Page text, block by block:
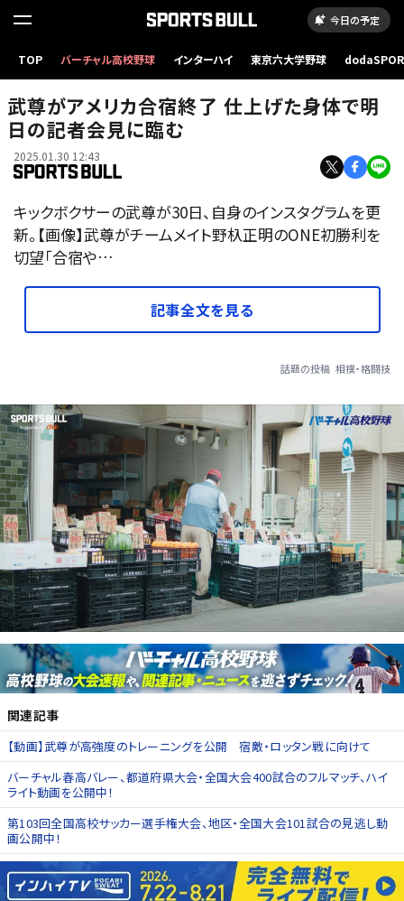
今日の予定
TOP バーチャル高校野球 インターハイ 東京六大学野球
武尊がアメリカ合宿終了 仕上げた身体で明
日の記者会見に臨む
2025.01.30 12:43
キックボクサーの武尊が30日、自身のインスタグラムを更
新。【画像】武尊がチームメイト野杁正明のONE初勝利を
切望「合宿や…
記事全文を見る
話題の投稿 相撲・格闘技
関連記事
【動画】武尊が高強度のトレーニングを公開 宿敵・ロッタン戦に向けて
バーチャル春高バレー、都道府県大会・全国大会400試合のフルマッチ、ハイ
ライト動画を公開中！
第103回全国高校サッカー選手権大会、地区・全国大会101試合の見逃し動
画公開中！